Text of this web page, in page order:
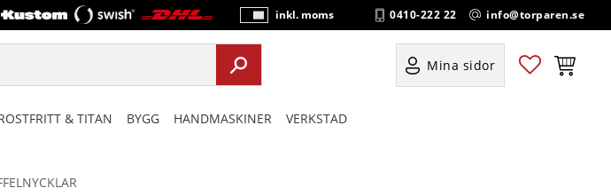
P
ri
s
e
vi
inkl. moms 0410-222 22 info@torparen.se
Mina sidor Favoriter
& TITAN BYGG HANDMASKINER VERKSTAD